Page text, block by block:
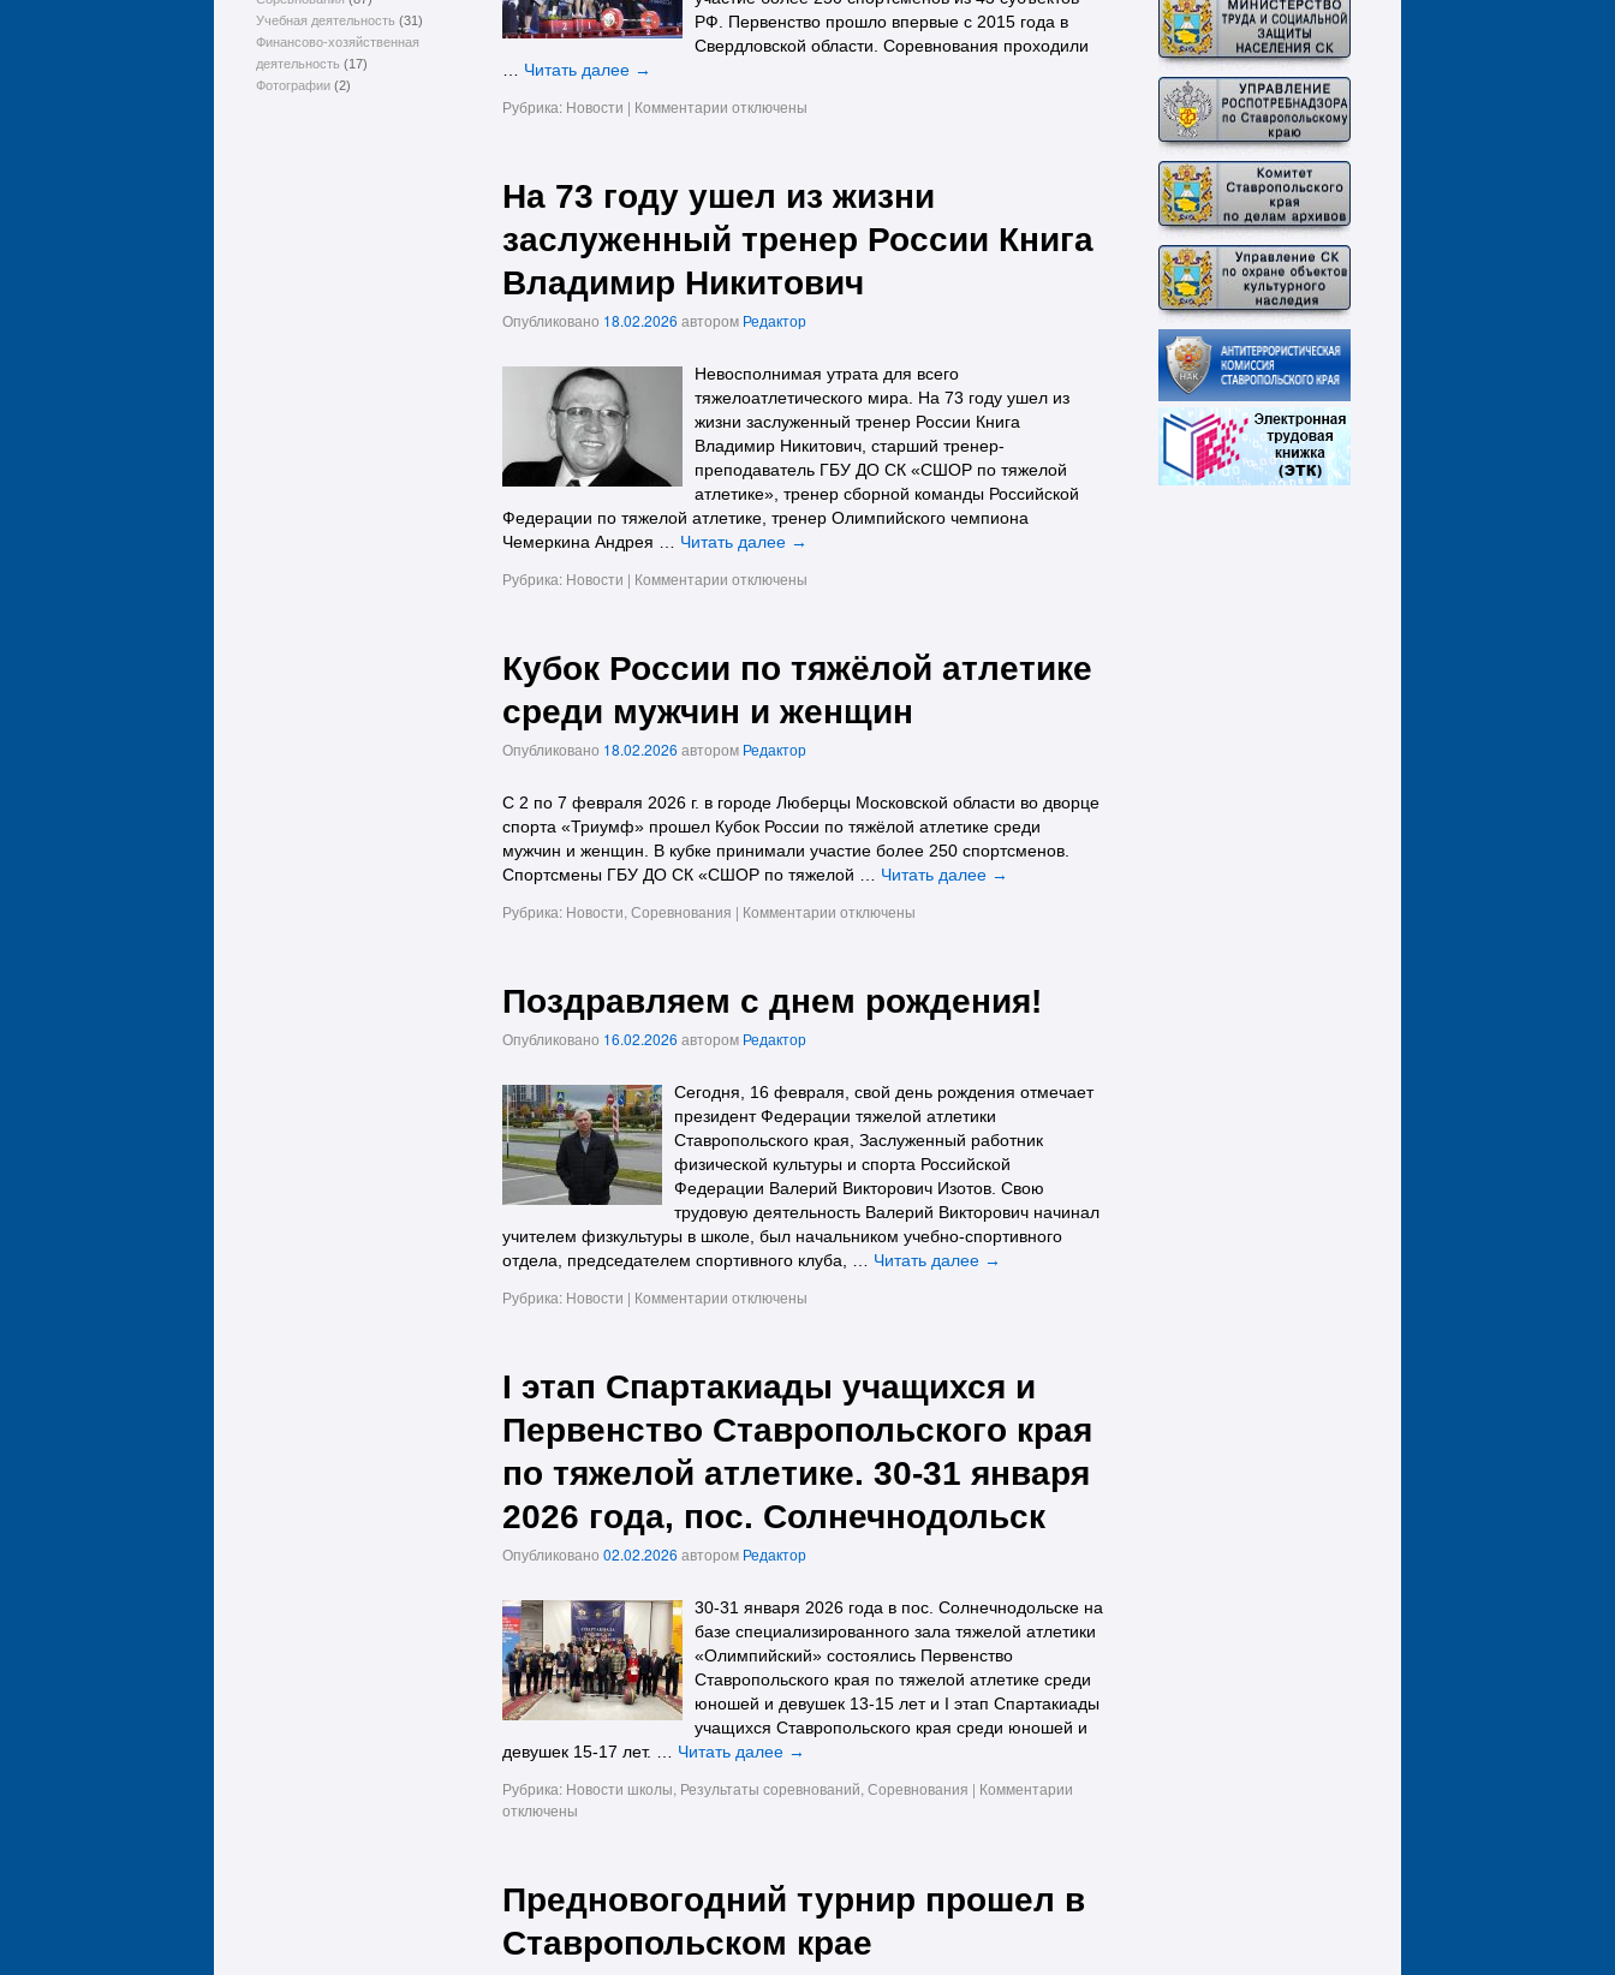
Учебная деятельность (31)
Финансово-хозяйственная
деятельность (17)
Фотографии(2)
РФ. Первенство прошло впервые с 2015 года в
Свердловской области. Соревнования проходили
Читать далее →
Рубрика: Новости | Комментарии отключены
На 73 году ушел из жизни
заслуженный тренер России Книга
Владимир Никитович
Опубликовано 18.02.2026 автором Редактор
Невосполнимая утрата для всего
тяжелоатлетического мира. На 73 году ушел из
жизни заслуженный тренер России Книга
Владимир Никитович, старший тренер-
преподаватель ГБУ ДО СК «СШОР по тяжелой
атлетике», тренер сборной команды Российской
Федерации по тяжелой атлетике, тренер Олимпийского чемпиона
Чемеркина Андрея … Читать далее →
Рубрика: Новости | Комментарии отключены
Кубок России по тяжёлой атлетике
среди мужчин и женщин
Опубликовано 18.02.2026 автором Редактор
С 2 по 7 февраля 2026 г. в городе Люберцы Московской области во дворце
спорта «Триумф» прошел Кубок России по тяжёлой атлетике среди
мужчин и женщин. В кубке принимали участие более 250 спортсменов.
Спортсмены ГБУ ДО СК «СШОР по тяжелой … Читать далее →
Рубрика: Новости, Соревнования | Комментарии отключены
Поздравляем с днем рождения!
Опубликовано 16.02.2026 автором Редактор
Сегодня, 16 февраля, свой день рождения отмечает
президент Федерации тяжелой атлетики
Ставропольского края, Заслуженный работник
физической культуры и спорта Российской
Федерации Валерий Викторович Изотов. Свою
трудовую деятельность Валерий Викторович начинал
учителем физкультуры в школе, был начальником учебно-спортивного
отдела, председателем спортивного клуба, … Читать далее →
Рубрика: Новости | Комментарии отключены
I этап Спартакиады учащихся и
Первенство Ставропольского края
по тяжелой атлетике. 30-31 января
2026 года, пос. Солнечнодольск
Опубликовано 02.02.2026 автором Редактор
30-31 января 2026 года в пос. Солнечнодольске на
базе специализированного зала тяжелой атлетики
«Олимпийский» состоялись Первенство
Ставропольского края по тяжелой атлетике среди
юношей и девушек 13-15 лет и I этап Спартакиады
учащихся Ставропольского края среди юношей и
девушек 15-17 лет. … Читать далее →
Рубрика: Новости школы, Результаты соревнований, Соревнования | Комментарии
отключены
Предновогодний турнир прошел в
Ставропольском крае